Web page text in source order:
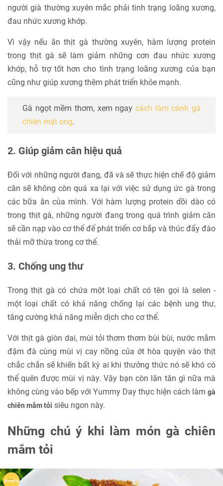
người già thường xuyên mắc phải tình trạng loãng xương,
đau nhức xương khớp.
Vì vậy nếu ăn thịt gà thường xuyên, hàm lượng protein
trong thịt gà sẽ làm giảm những cơn đau nhức xương
khớp, hỗ trợ tốt hơn cho tình trạng loãng xương của bạn
cũng như giúp xương thêm phát triển khỏe mạnh.
Gà ngọt mềm thơm, xem ngay cách làm cánh gà
chiên mật ong.
2. Giúp giảm cân hiệu quả
Đối với những người đang, đã và sẽ thực hiện chế độ giảm
cân sẽ không còn quá xa lại với việc sử dụng ức gà trong
các bữa ăn của mình. Với hàm lượng protein dồi dào có
trong thịt gà, những người đang trong quá trình giảm cân
sẽ cần nạp vào cơ thể để phát triển cơ bắp và thúc đẩy đào
thải mỡ thừa trong cơ thể.
3. Chống ung thư
Trong thịt gà có chứa một loại chất có tên gọi là selen -
một loại chất có khả năng chống lại các bệnh ung thư,
tăng cường khả năng miễn dịch cho cơ thể.
Với thịt gà giòn dai, mùi tỏi thơm thơm bùi bùi, nước mắm
đậm đà cùng mùi vị cay nồng của ớt hòa quyện vào thịt
chắc chắn sẽ khiến bất kỳ ai khi thưởng thức nó sẽ khó có
thể quên được mùi vị này. Vậy bạn còn lăn tăn gì nữa mà
không cùng vào bếp với Yummy Day thực hiện cách làm gà
chiên mắm tỏi siêu ngon này.
Những chú ý khi làm món gà chiên
mắm tỏi